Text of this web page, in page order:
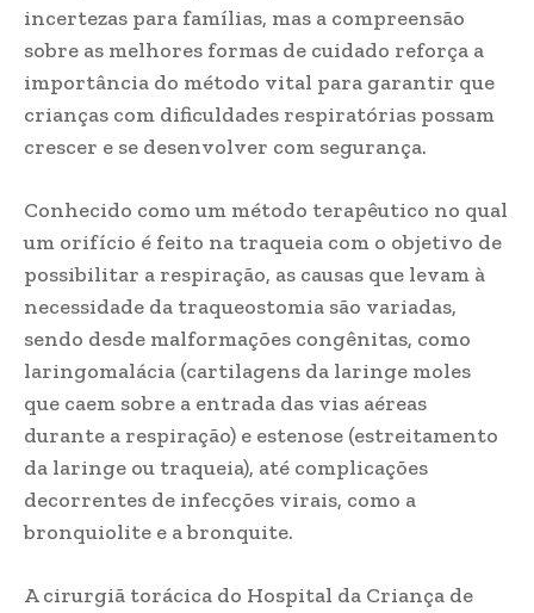
incertezas para famílias, mas a compreensão
sobre as melhores formas de cuidado reforça a
importância do método vital para garantir que
crianças com dificuldades respiratórias possam
crescer e se desenvolver com segurança.
Conhecido como um método terapêutico no qual
um orifício é feito na traqueia com o objetivo de
possibilitar a respiração, as causas que levam à
necessidade da traqueostomia são variadas,
sendo desde malformações congênitas, como
laringomalácia (cartilagens da laringe moles
que caem sobre a entrada das vias aéreas
durante a respiração) e estenose (estreitamento
da laringe ou traqueia), até complicações
decorrentes de infecções virais, como a
bronquiolite e a bronquite.
A cirurgiã torácica do Hospital da Criança de